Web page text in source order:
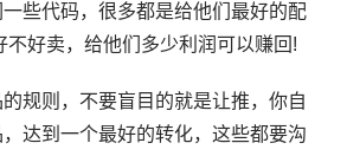
些代码，很多都是给他们最好的配
不好卖，给他们多少利润可以赚回!
规则，不要盲目的就是让推，你自
达到一个最好的转化，这些都要沟